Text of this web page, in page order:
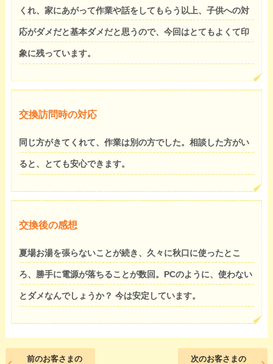
くれ、家にあがって作業や話をしてもらう以上、子供への対
応がダメだと基本ダメだと思うので、今回はとてもよくて印
象に残っています。
交換訪問時の対応
同じ方がきてくれて、作業は別の方でした。相談した方がい
ると、とても安心できます。
交換後の感想
夏場お湯を張らないことが続き、久々に秋口に使ったとこ
ろ、勝手に電源が落ちることが数回。PCのように、使わない
とダメなんでしょうか？ 今は安定しています。
前のお客さまの
次のお客さまの